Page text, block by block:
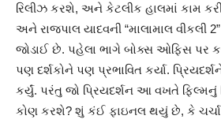
રિલીઝ કરશે, અને કેટલીક હાલમાં કામ
અને રાજપાલ યાદવની “માલામાલ વીકલી
જોડાઈ છે. પહેલા ભાગે બોક્સ ઓફિસ પર
પણ દર્શકોને પણ પ્રભાવિત કર્યા.
કર્યું. પરંતુ જો પ્રિયદર્શન આ વખતે ફિલ્મનું
કોણ કરશે? શું કંઈ ફાઇનલ થયું છે, કે